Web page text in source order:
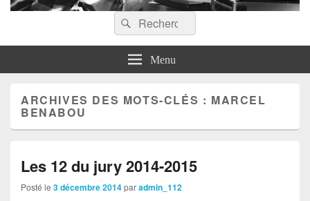
Recherche :
Rechercher
Menu
ARCHIVES DES MOTS-CLÉS : MARCEL
BENABOU
Les 12 du jury 2014-2015
Posté le 3 décembre 2014paradmin_112